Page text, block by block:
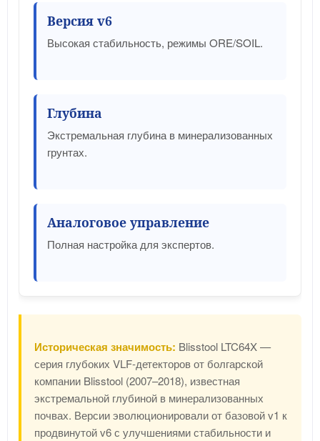
Версия v6
Высокая стабильность, режимы ORE/SOIL.
Глубина
Экстремальная глубина в минерализованных
грунтах.
Аналоговое управление
Полная настройка для экспертов.
Историческая значимость: Blisstool LTC64X —
серия глубоких VLF-детекторов от болгарской
компании Blisstool (2007–2018), известная
экстремальной глубиной в минерализованных
почвах. Версии эволюционировали от базовой v1 к
продвинутой v6 с улучшениями стабильности и